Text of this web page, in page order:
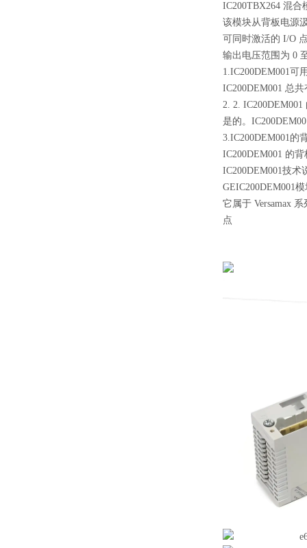
IC200TBX264 混
该模块从背板电源
可同时激活的 I/O
输出电压范围为 0
1.IC200DEM001可
IC200DEM001 总
2. 2.
是的。
3.IC200DEM001的
IC200DEM001 的
IC200DEM001技术
GEIC200DEM001
它属于 Versamax
点